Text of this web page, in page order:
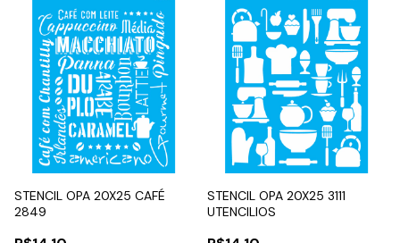
STENCIL OPA 20X25 CAFÉ
2849
STENCIL OPA 20X25 3111
UTENCILIOS